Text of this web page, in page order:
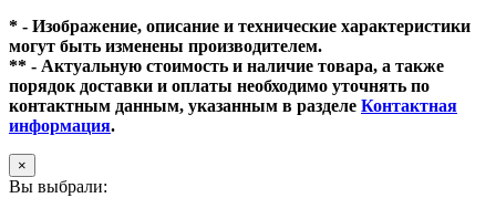
* - Изображение, описание и технические характеристики
могут быть изменены производителем.
** - Актуальную стоимость и наличие товара, а также
порядок доставки и оплаты необходимо уточнять по
контактным данным, указанным в разделе Контактная
информация.
×
Вы выбрали: